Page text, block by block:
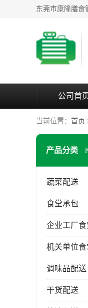
公司首
当前位置： 首页
产品分类
蔬菜配送
食堂承包
企业工厂
机关单位
调味品配送
干货配送